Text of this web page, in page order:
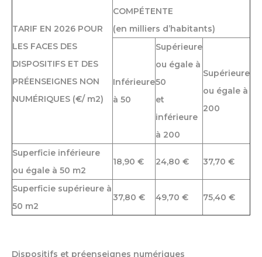
TARIF EN 2026 POUR
LES FACES DES
DISPOSITIFS ET DES
PRÉENSEIGNES NON
NUMÉRIQUES (€/ m2)
COMPÉTENTE
(en milliers d’habitants)
Inférieure
à 50
Supérieure
ou égale à
50
et
inférieure
à 200
Supérieure
ou égale à
200
Superficie inférieure
ou égale à 50 m2
18,90 € 24,80 € 37,70 €
Superficie supérieure à
50 m2
37,80 € 49,70 € 75,40 €
Dispositifs et préenseignes numériques